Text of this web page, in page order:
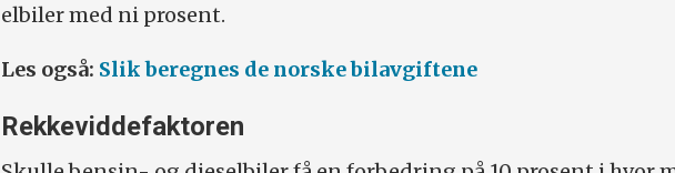
elbiler med ni prosent.
Les også: Slik beregnes de norske bilavgiftene
Rekkeviddefaktoren